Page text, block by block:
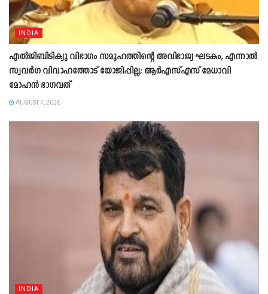
INDIA
എൽജിബിടിക്യു വിഭാഗം സമൂഹത്തിന്റെ അവിഭാജ്യ ഘടകം, എന്നാൽ
സ്വവർഗ വിവാഹത്തോട് യോജിപ്പില്ല; ആർഎസ്എസ് മേധാവി
മോഹൻ ഭാഗവത്
AUGUST 7, 2026
INDIA